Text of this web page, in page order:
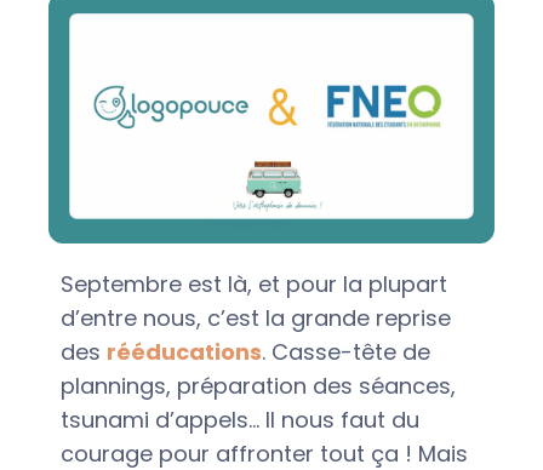
Septembre est là, et pour la plupart
d’entre nous, c’est la grande reprise
des rééducations. Casse-tête de
plannings, préparation des séances,
tsunami d’appels… Il nous faut du
courage pour affronter tout ça ! Mais